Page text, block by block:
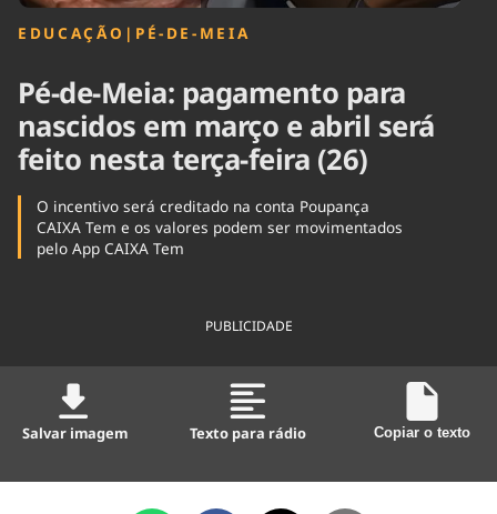
EDUCAÇÃO | PÉ-DE-MEIA
Pé-de-Meia: pagamento para
nascidos em março e abril será
feito nesta terça-feira (26)
O incentivo será creditado na conta Poupança
CAIXA Tem e os valores podem ser movimentados
pelo App CAIXA Tem
PUBLICIDADE
Salvar imagem Texto para rádio Copiar o texto